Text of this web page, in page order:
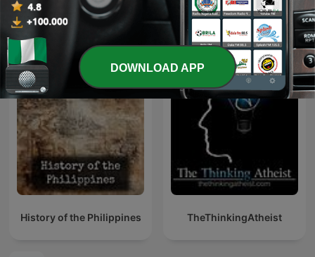
Aso Guet
The Missing Secret
Podcast
History of the Philippines TheThinkingAtheist
DOWNLOAD APP